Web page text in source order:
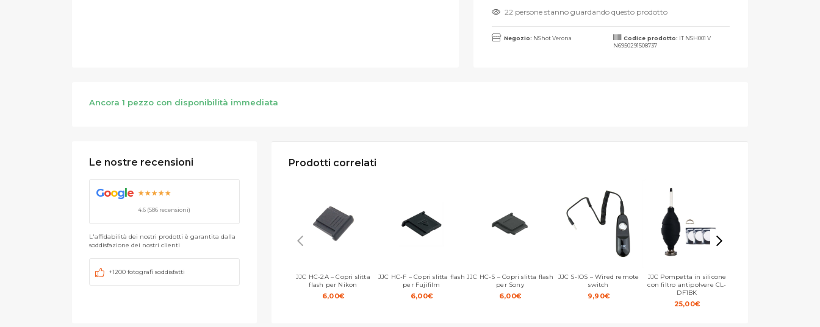
22 persone stanno guardando questo prodotto
Negozio: NShot Verona Codice prodotto: IT NSH001 V
N6950291508737
Ancora 1 pezzo con disponibilità immediata
Le nostre recensioni
Googl e ★★★★★
4.6 (586 recensioni)
L'affidabilità dei nostri prodotti è garantita dalla
soddisfazione dei nostri clienti
+1200 fotografi soddisfatti
Prodotti correlati
JJC HC-2A – Copri slitta
flash per Nikon
6,00€
JJC HC-F – Copri slitta flash
per Fujifilm
6,00€
JJC HC-S – Copri slitta flash
per Sony
6,00€
JJC S-IOS – Wired remote
switch
9,90€
JJC Pompetta in silicone
con filtro antipolvere CL-
DF1BK
25,00€